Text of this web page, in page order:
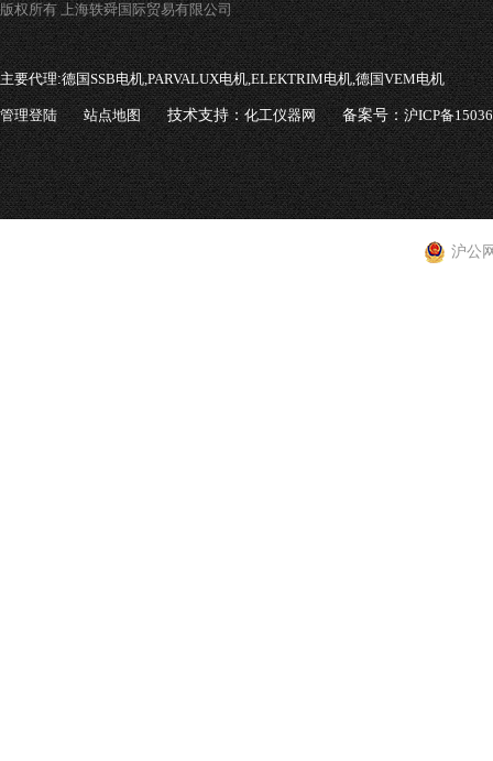
版权所有 上海轶舜国际贸易有限公司
主要代理:德国SSB电机,PARVALUX电机,ELEKTRIM电机,德国VEM电机
管理登陆 站点地图 技术支持：化工仪器网 备案号：沪ICP备
沪公